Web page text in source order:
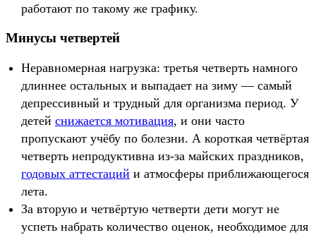
работают по такому же графику.
Минусы четвертей
Неравномерная нагрузка: третья четверть намного
длиннее остальных и выпадает на зиму — самый
депрессивный и трудный для организма период. У
детей снижается мотивация, и они часто
пропускают учёбу по болезни. А короткая четвёртая
четверть непродуктивна из-за майских праздников,
годовых аттестаций и атмосферы приближающегося
лета.
За вторую и четвёртую четверти дети могут не
успеть набрать количество оценок, необходимое для